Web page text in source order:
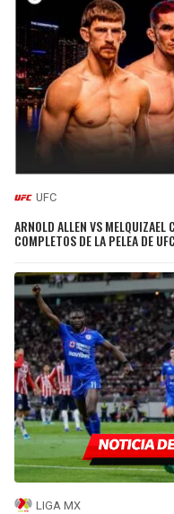
UFC
ARNOLD ALLEN VS MELQUIZAEL
COMPLETOS DE LA PELEA DE
LIGA MX